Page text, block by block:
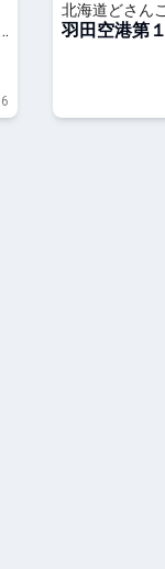
6
北海道どさん
羽田空港第